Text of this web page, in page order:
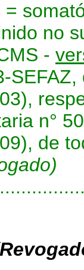
=
no
-
n°
de